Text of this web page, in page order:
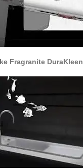
Fragranite DuraKleen